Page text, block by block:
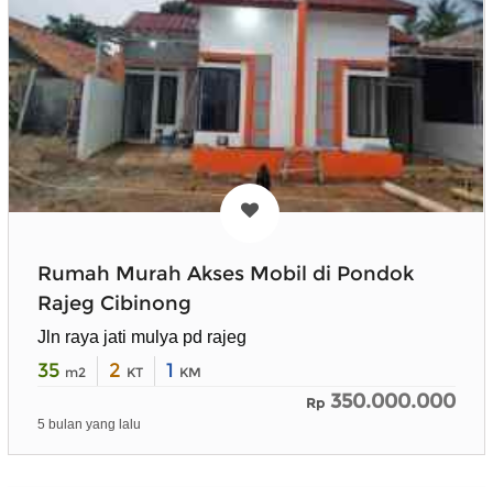
Rumah Murah Akses Mobil di Pondok
Rajeg Cibinong
Jln raya jati mulya pd rajeg
35 m2 2 KT 1 KM
Rp 350.000.000
5 bulan yang lalu